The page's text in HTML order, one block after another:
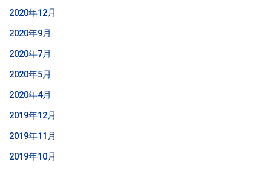
2020年12月
2020年9月
2020年7月
2020年5月
2020年4月
2019年12月
2019年11月
2019年10月